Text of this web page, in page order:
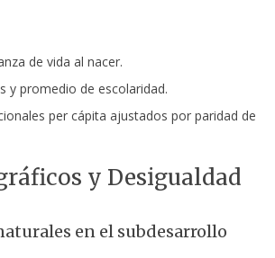
de vida al nacer.
y promedio de escolaridad.
per cápita ajustados por paridad de
y Desigualdad
en el subdesarrollo